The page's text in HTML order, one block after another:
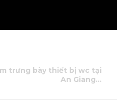
trưng bày thiết bị wc tại
An Giang…